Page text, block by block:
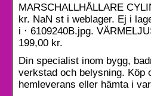
MARSCHALLHÅLLARE
kr. NaN st i weblager. Ej i
i · 6109240B.jpg.
199,00 kr.
Din specialist inom bygg,
verkstad och belysning. Köp
hemleverans eller hämta i